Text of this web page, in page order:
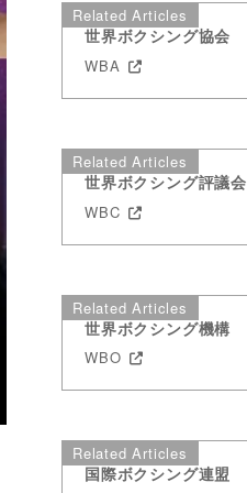
Related Articles
世界ボクシング協会
WBA
Related Articles
世界ボクシング評議会
WBC
Related Articles
世界ボクシング機構
WBO
Related Articles
国際ボクシング連盟